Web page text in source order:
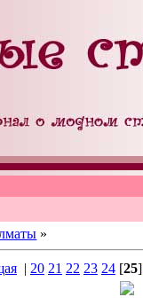
»
| 20 21 22 23 24[25]